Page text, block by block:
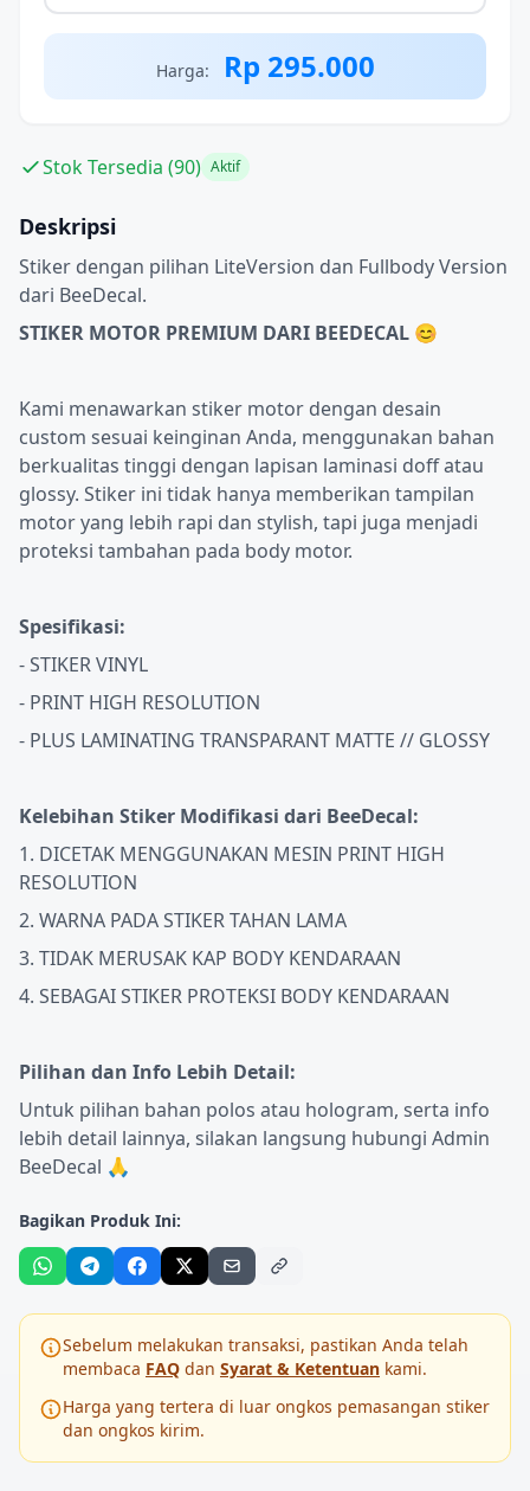
Harga: Rp 295.000
Stok Tersedia (90) Aktif
Deskripsi
Stiker dengan pilihan LiteVersion dan Fullbody Version
dari BeeDecal.
STIKER MOTOR PREMIUM DARI BEEDECAL 😊
Kami menawarkan stiker motor dengan desain
custom sesuai keinginan Anda, menggunakan bahan
berkualitas tinggi dengan lapisan laminasi doff atau
glossy. Stiker ini tidak hanya memberikan tampilan
motor yang lebih rapi dan stylish, tapi juga menjadi
proteksi tambahan pada body motor.
Spesifikasi:
- STIKER VINYL
- PRINT HIGH RESOLUTION
- PLUS LAMINATING TRANSPARANT MATTE // GLOSSY
Kelebihan Stiker Modifikasi dari BeeDecal:
1. DICETAK MENGGUNAKAN MESIN PRINT HIGH
RESOLUTION
2. WARNA PADA STIKER TAHAN LAMA
3. TIDAK MERUSAK KAP BODY KENDARAAN
4. SEBAGAI STIKER PROTEKSI BODY KENDARAAN
Pilihan dan Info Lebih Detail:
Untuk pilihan bahan polos atau hologram, serta info
lebih detail lainnya, silakan langsung hubungi Admin
BeeDecal 🙏
Bagikan Produk Ini:
Sebelum melakukan transaksi, pastikan Anda telah
membaca FAQ dan Syarat & Ketentuan kami.
Harga yang tertera di luar ongkos pemasangan stiker
dan ongkos kirim.